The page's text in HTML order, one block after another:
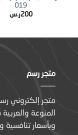
O19
200ر.س
متجر رسم
متجر إلكتروني
المنوعة
وبأسعار